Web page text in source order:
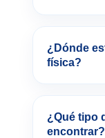
¿Dónde
física?
¿Qué tipo
encontrar?